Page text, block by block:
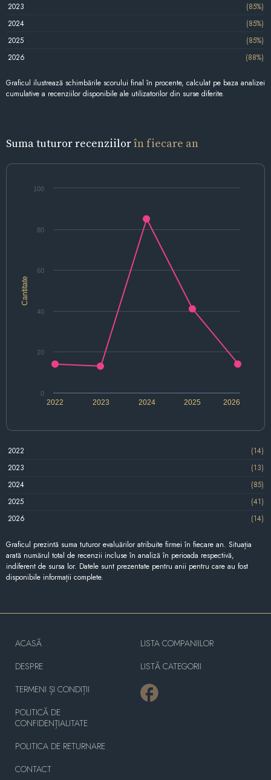
2023
(85%)
2024
(85%)
2025
(85%)
2026
(88%)
Graficul ilustrează schimbările scorului final în procente, calculat pe baza analizei
cumulative a recenziilor disponibile ale utilizatorilor din surse diferite.
Suma tuturor recenziilorîn fiecare an
Cantitate
2022 2024 2026
2023 2025
0
20
40
60
80
100
2022
(14)
2023
(13)
2024
(85)
2025
(41)
2026
(14)
Graficul prezintă suma tuturor evaluărilor atribuite firmei în fiecare an. Situația
arată numărul total de recenzii incluse în analiză în perioada respectivă,
indiferent de sursa lor. Datele sunt prezentate pentru anii pentru care au fost
disponibile informații complete.
ACASĂ
DESPRE
TERMENI ȘI CONDIȚII
POLITICĂ DE
CONFIDENȚIALITATE
POLITICA DE RETURNARE
CONTACT
LISTA COMPANIILOR
LISTĂ CATEGORII